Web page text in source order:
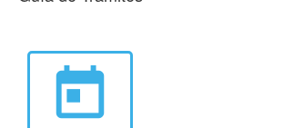
today